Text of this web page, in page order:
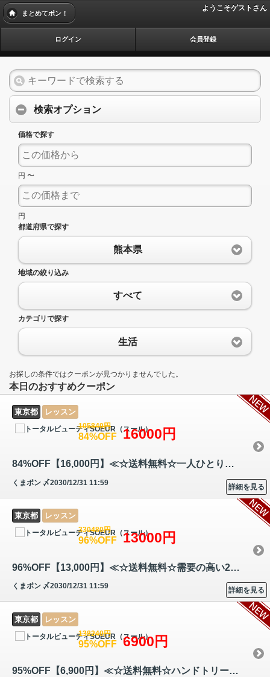
まとめてポン！
ようこそゲストさん
ログイン 会員登録
検索オプション
価格で探す
円 〜
円
都道府県で探す
熊本県
地域の絞り込み
すべて
カテゴリで探す
生活
お探しの条件ではクーポンが見つかりませんでした。
本日のおすすめクーポン
東京都 レッスン
105840円
84%OFF 16000円
84%OFF【16,000円】≪☆送料無料☆一人ひとりの眉・骨格・輪郭・ 筋肉、また…
くまポン 〆2030/12/31 11:59
詳細を見る
東京都 レッスン
330480円
96%OFF 13000円
96%OFF【13,000円】≪☆送料無料☆需要の高い2つの人気トリートメントで全身…
くまポン 〆2030/12/31 11:59
詳細を見る
東京都 レッスン
138240円
95%OFF 6900円
95%OFF【6,900円】≪☆送料無料☆ハンドトリートメント技術とアロマテラピー…